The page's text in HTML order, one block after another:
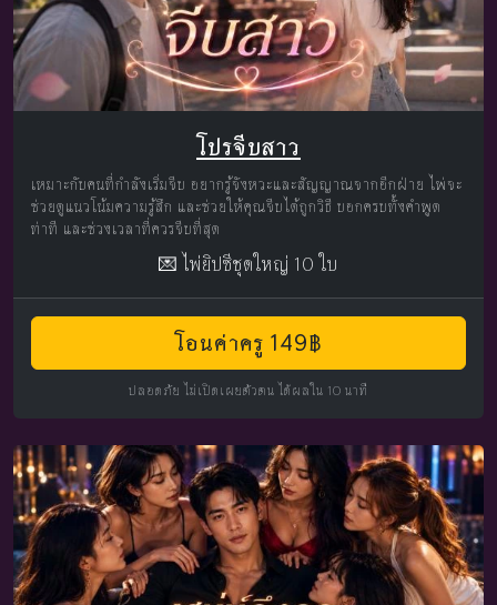
โปรจีบสาว
เหมาะกับคนที่กำลังเริ่มจีบ อยากรู้จังหวะและสัญญาณจากอีกฝ่าย ไพ่จะ
ช่วยดูแนวโน้มความรู้สึก และช่วยให้คุณจีบได้ถูกวิธี บอกครบทั้งคำพูด
ท่าที และช่วงเวลาที่ควรจีบที่สุด
💌 ไพ่ยิปซีชุดใหญ่ 10 ใบ
โอนค่าครู 149฿
ปลอดภัย ไม่เปิดเผยตัวตน ได้ผลใน 10 นาที